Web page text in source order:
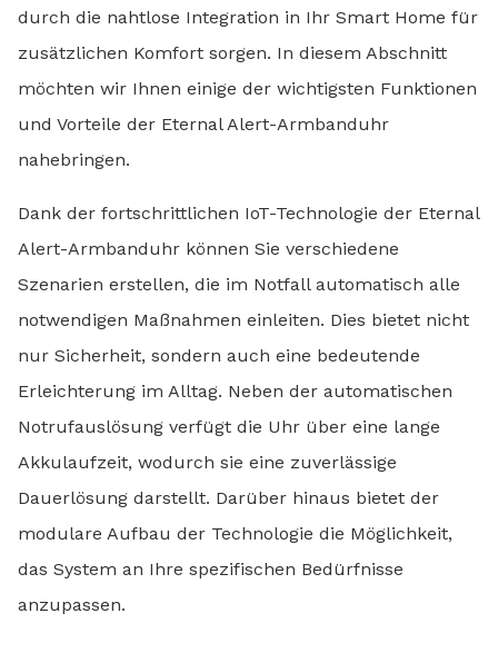
durch die nahtlose Integration in Ihr Smart Home für
zusätzlichen Komfort sorgen. In diesem Abschnitt
möchten wir Ihnen einige der wichtigsten Funktionen
und Vorteile der Eternal Alert-Armbanduhr
nahebringen.
Dank der fortschrittlichen IoT-Technologie der Eternal
Alert-Armbanduhr können Sie verschiedene
Szenarien erstellen, die im Notfall automatisch alle
notwendigen Maßnahmen einleiten. Dies bietet nicht
nur Sicherheit, sondern auch eine bedeutende
Erleichterung im Alltag. Neben der automatischen
Notrufauslösung verfügt die Uhr über eine lange
Akkulaufzeit, wodurch sie eine zuverlässige
Dauerlösung darstellt. Darüber hinaus bietet der
modulare Aufbau der Technologie die Möglichkeit,
das System an Ihre spezifischen Bedürfnisse
anzupassen.